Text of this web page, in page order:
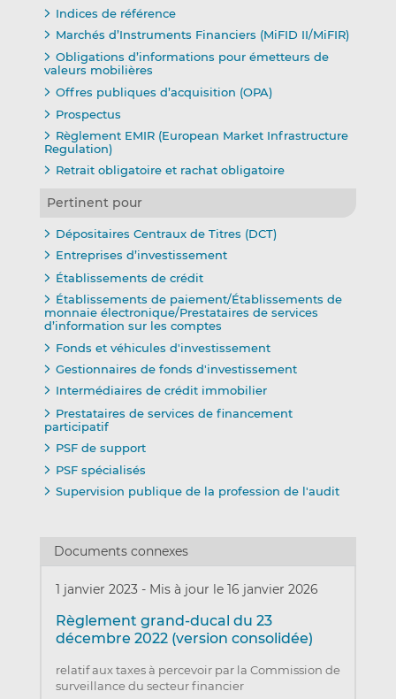
Indices de référence
Marchés d’Instruments Financiers (MiFID II/MiFIR)
Obligations d’informations pour émetteurs de
valeurs mobilières
Offres publiques d’acquisition (OPA)
Prospectus
Règlement EMIR (European Market Infrastructure
Regulation)
Retrait obligatoire et rachat obligatoire
Pertinent pour
Dépositaires Centraux de Titres (DCT)
Entreprises d’investissement
Établissements de crédit
Établissements de paiement/Établissements de
monnaie électronique/Prestataires de services
d’information sur les comptes
Fonds et véhicules d'investissement
Gestionnaires de fonds d'investissement
Intermédiaires de crédit immobilier
Prestataires de services de financement
participatif
PSF de support
PSF spécialisés
Supervision publique de la profession de l'audit
Documents connexes
1 janvier 2023 - Mis à jour le 16 janvier 2026
Règlement grand-ducal du 23
décembre 2022 (version consolidée)
relatif aux taxes à percevoir par la Commission de
surveillance du secteur financier